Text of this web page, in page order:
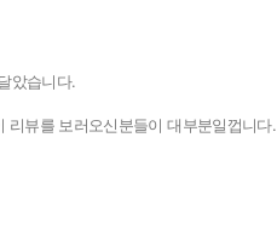
았습니다.
리뷰를 보러오신분들이 대부분일껍니다.